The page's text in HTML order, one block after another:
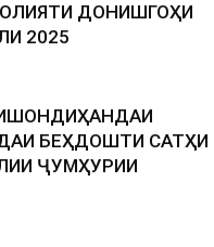
ДОНИШГОҲИ
2025
БЕҲДОШТИ САТҲИ
ҶУМҲУРИИ